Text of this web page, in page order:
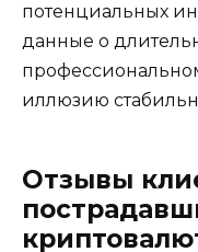
потенциальных
данные о
иллюзию
Отзывы